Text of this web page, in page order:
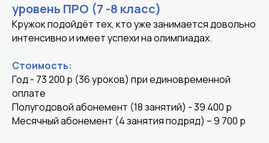
уровень ПРО (7 -8 класс)
Кружок подойдёт тех, кто уже занимается довольно
интенсивно и имеет успехи на олимпиадах.
Стоимость:
Год - 73 200 р (36 уроков) при единовременной
оплате
Полугодовой абонемент (18 занятий) - 39 400 р
Месячный абонемент (4 занятия подряд) – 9 700 р